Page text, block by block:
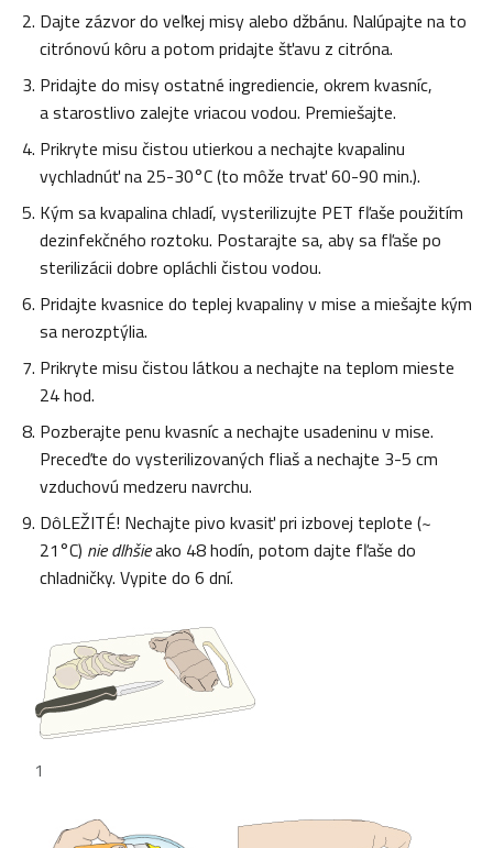
Dajte zázvor do veľkej misy alebo džbánu. Nalúpajte na to
citrónovú kôru a potom pridajte šťavu z citróna.
Pridajte do misy ostatné ingrediencie, okrem kvasníc,
a starostlivo zalejte vriacou vodou. Premiešajte.
Prikryte misu čistou utierkou a nechajte kvapalinu
vychladnúť na 25-30°C (to môže trvať 60-90 min.).
Kým sa kvapalina chladí, vysterilizujte PET fľaše použitím
dezinfekčného roztoku. Postarajte sa, aby sa fľaše po
sterilizácii dobre opláchli čistou vodou.
Pridajte kvasnice do teplej kvapaliny v mise a miešajte kým
sa nerozptýlia.
Prikryte misu čistou látkou a nechajte na teplom mieste
24 hod.
Pozberajte penu kvasníc a nechajte usadeninu v mise.
Preceďte do vysterilizovaných fliaš a nechajte 3-5 cm
vzduchovú medzeru navrchu.
DôLEŽITÉ! Nechajte pivo kvasiť pri izbovej teplote (~
21°C) nie dlhšieako 48 hodín, potom dajte fľaše do
chladničky. Vypite do 6 dní.
1